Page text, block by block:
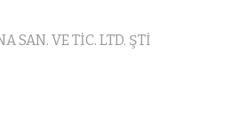
SAN. VE TİC. LTD. ŞTİ